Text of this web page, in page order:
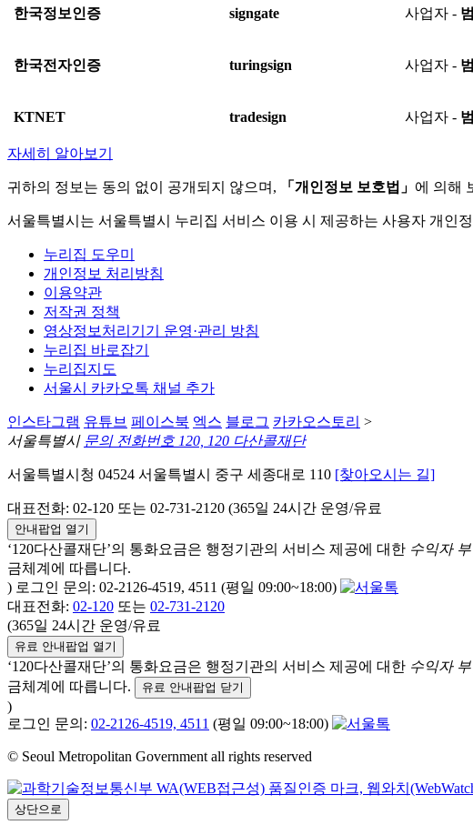
한국정보인증 signgate 사업자 -
한국전자인증 turingsign 사업자 -
KTNET tradesign 사업자 -
자세히 알아보기
귀하의 정보는 동의 없이 공개되지 않으며, 「개인정보 보호법」 에 의해
서울특별시는 서울특별시 누리집 서비스 이용 시 제공하는 사용자 개인
누리집 도우미
개인정보 처리방침
이용약관
저작권 정책
영상정보처리기기 운영·관리 방침
누리집 바로잡기
누리집지도
서울시 카카오톡 채널 추가
인스타그램 유튜브 페이스북 엑스 블로그 카카오스토리 >
서울특별시 문의 전화번호 120, 120 다산콜재단
서울특별시청 04524 서울특별시 중구 세종대로 110 [찾아오시는 길]
대표전화: 02-120 또는 02-731-2120 (365일 24시간 운영/유료
안내팝업 열기
‘120다산콜재단’의 통화요금은 행정기관의 서비스 제공에 대한 수익자
금체계에 따릅니다.
) 로그인 문의: 02-2126-4519, 4511 (평일 09:00~18:00)
대표전화: 02-120 또는 02-731-2120
(365일 24시간 운영/유료
유료 안내팝업 열기
‘120다산콜재단’의 통화요금은 행정기관의 서비스 제공에 대한 수익자
금체계에 따릅니다.
유료 안내팝업 닫기
)
로그인 문의: 02-2126-4519, 4511 (평일 09:00~18:00)
© Seoul Metropolitan Government all rights reserved
상단으로